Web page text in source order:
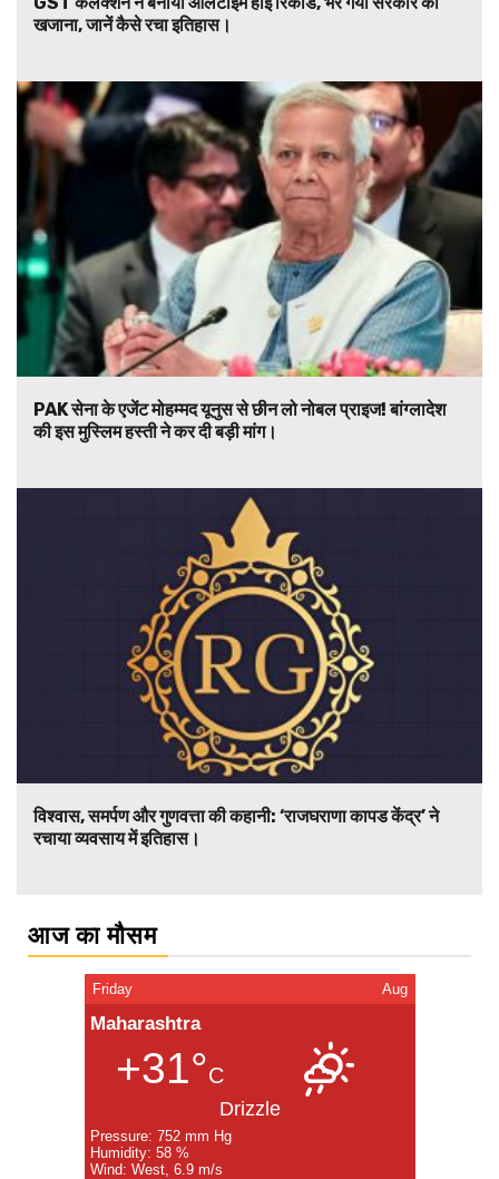
खजाना, जानें कैसे रचा इतिहास।
PAK सेना के एजेंट मोहम्मद यूनुस से छीन लो नोबल प्राइज! बांग्लादेश
की इस मुस्लिम हस्ती ने कर दी बड़ी मांग।
विश्वास, समर्पण और गुणवत्ता की कहानी: ‘राजघराणा कापड केंद्र’ ने
रचाया व्यवसाय में इतिहास।
आज का मौसम
Friday Aug
Maharashtra
+31°C
Drizzle
Pressure: 752 mm Hg
Humidity: 58 %
Wind: West, 6.9 m/s